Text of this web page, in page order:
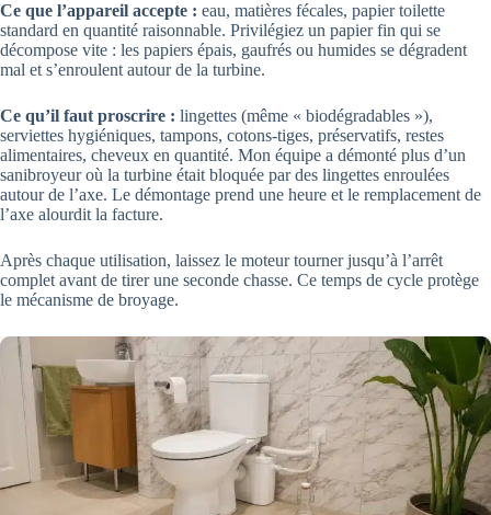
Ce que l’appareil accepte : eau, matières fécales, papier toilette
standard en quantité raisonnable. Privilégiez un papier fin qui se
décompose vite : les papiers épais, gaufrés ou humides se dégradent
mal et s’enroulent autour de la turbine.
Ce qu’il faut proscrire : lingettes (même « biodégradables »),
serviettes hygiéniques, tampons, cotons-tiges, préservatifs, restes
alimentaires, cheveux en quantité. Mon équipe a démonté plus d’un
sanibroyeur où la turbine était bloquée par des lingettes enroulées
autour de l’axe. Le démontage prend une heure et le remplacement de
l’axe alourdit la facture.
Après chaque utilisation, laissez le moteur tourner jusqu’à l’arrêt
complet avant de tirer une seconde chasse. Ce temps de cycle protège
le mécanisme de broyage.